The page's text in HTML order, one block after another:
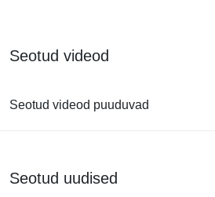
Seotud videod
Seotud videod puuduvad
Seotud uudised